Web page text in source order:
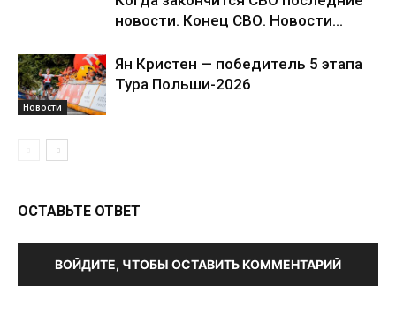
новости. Конец СВО. Новости...
Новости
Ян Кристен — победитель 5 этапа
Тура Польши-2026
ОСТАВЬТЕ ОТВЕТ
ВОЙДИТЕ, ЧТОБЫ ОСТАВИТЬ КОММЕНТАРИЙ